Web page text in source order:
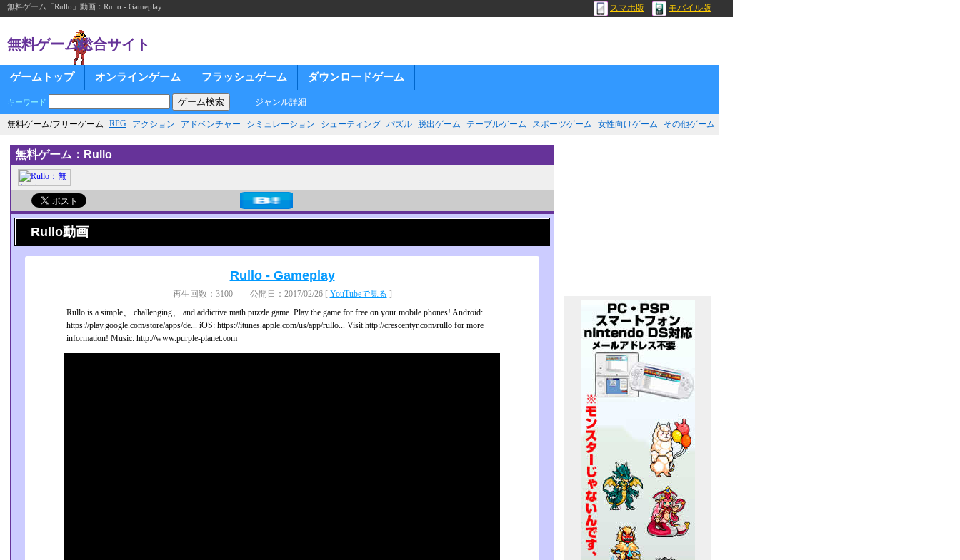
無料ゲーム「Rullo」動画：Rullo - Gameplay スマホ版 モバイル版
無料ゲーム総合サイト
ゲームトップ オンラインゲーム フラッシュゲーム ダウンロードゲーム
キーワード ジャンル詳細
無料ゲーム/フリーゲーム RPG アクション アドベンチャー シミュレーション シューティング パズル 脱出ゲーム テーブルゲーム スポーツゲーム 女性向けゲーム その他ゲーム
無料ゲーム：Rullo
Rullo動画
Rullo - Gameplay
再生回数：3100 公開日：2017/02/26 [ YouTubeで見る ]
Rullo is a simple、 challenging、 and addictive math puzzle game. Play the game for free on your mobile phones! Android:
https://play.google.com/store/apps/de... iOS: https://itunes.apple.com/us/app/rullo... Visit http://crescentyr.com/rullo for more
information! Music: http://www.purple-planet.com